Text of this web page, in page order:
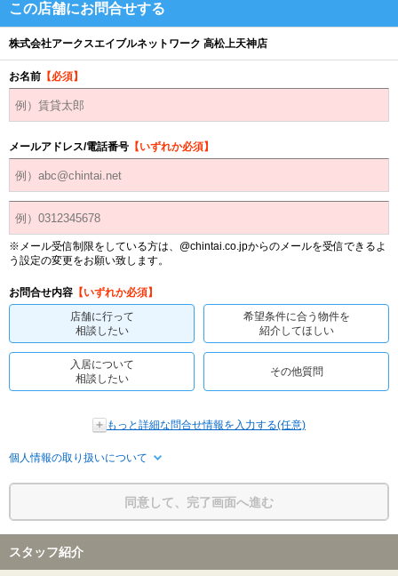
この店舗にお問合せする
株式会社アークスエイブルネットワーク 高松上天神店
お名前 【必須】
メールアドレス/電話番号 【いずれか必須】
※メール受信制限をしている方は、@chintai.co.jpからのメールを受信できるよ
う設定の変更をお願い致します。
お問合せ内容 【いずれか必須】
店舗に行って
相談したい
希望条件に合う物件を
紹介してほしい
入居について
相談したい
その他質問
もっと詳細な問合せ情報を入力する(任意)
個人情報の取り扱いについて
同意して、完了画面へ進む
スタッフ紹介